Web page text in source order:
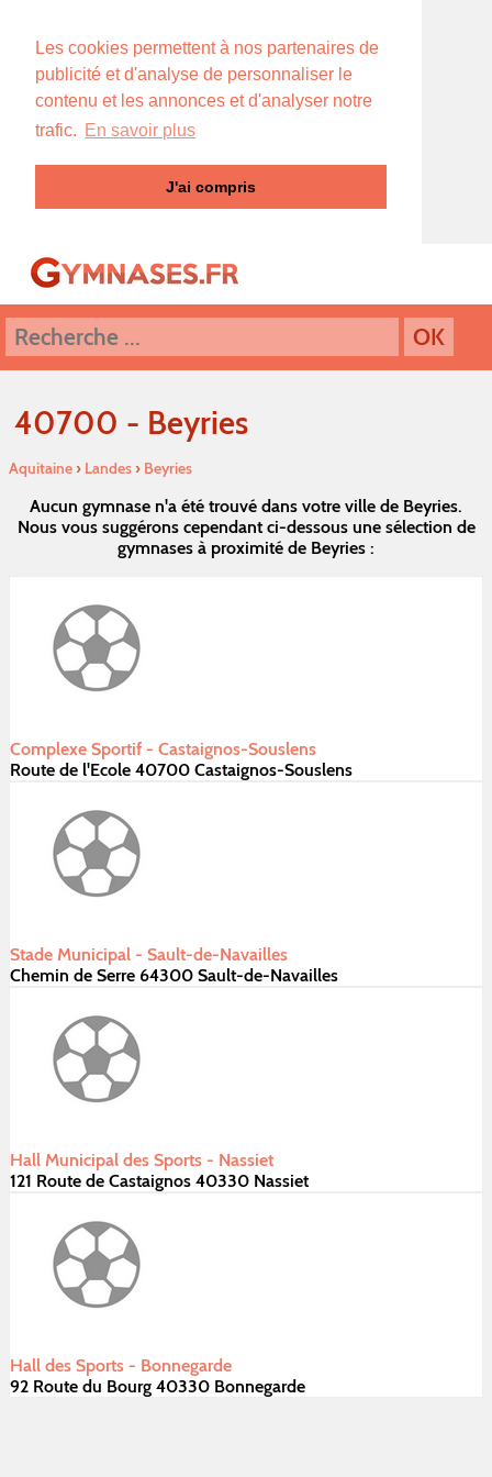
Les cookies permettent à nos partenaires de
publicité et d'analyse de personnaliser le
contenu et les annonces et d'analyser notre
trafic. En savoir plus
J'ai compris
40700 - Beyries
Aquitaine› Landes› Beyries
Aucun gymnase n'a été trouvé dans votre ville de Beyries.
Nous vous suggérons cependant ci-dessous une sélection de
gymnases à proximité de Beyries :
Complexe Sportif - Castaignos-Souslens
Route de l'Ecole 40700 Castaignos-Souslens
Stade Municipal - Sault-de-Navailles
Chemin de Serre 64300 Sault-de-Navailles
Hall Municipal des Sports - Nassiet
121 Route de Castaignos 40330 Nassiet
Hall des Sports - Bonnegarde
92 Route du Bourg 40330 Bonnegarde